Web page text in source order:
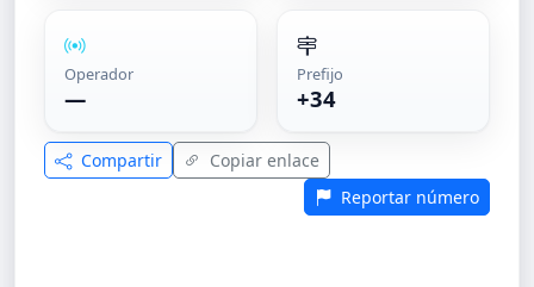
Operador
—
Prefijo
+34
Compartir
Copiar enlace
Reportar número